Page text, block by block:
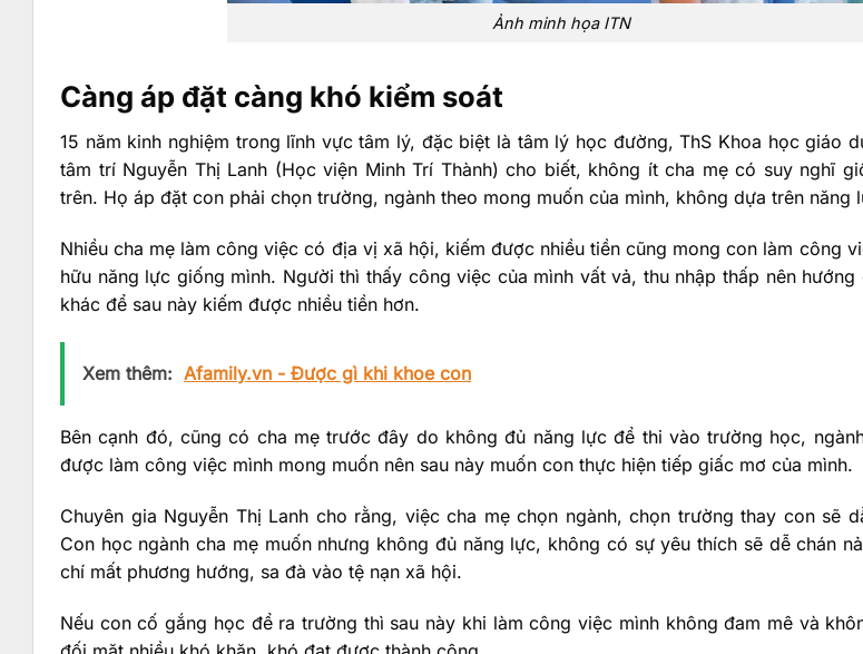
Ảnh minh họa ITN
Càng áp đặt càng khó kiểm soát
15 năm kinh nghiệm trong lĩnh vực tâm lý, đặc biệt là tâm lý học đường, ThS Khoa học giáo
tâm trí Nguyễn Thị Lanh (Học viện Minh Trí Thành) cho biết, không ít cha mẹ có suy nghĩ
trên. Họ áp đặt con phải chọn trường, ngành theo mong muốn của mình, không dựa trên năng
Nhiều cha mẹ làm công việc có địa vị xã hội, kiếm được nhiều tiền cũng mong con làm công
hữu năng lực giống mình. Người thì thấy công việc của mình vất vả, thu nhập thấp nên
khác để sau này kiếm được nhiều tiền hơn.
Xem thêm: Afamily.vn - Được gì khi khoe con
Bên cạnh đó, cũng có cha mẹ trước đây do không đủ năng lực để thi vào trường học,
được làm công việc mình mong muốn nên sau này muốn con thực hiện tiếp giấc mơ của mình.
Chuyên gia Nguyễn Thị Lanh cho rằng, việc cha mẹ chọn ngành, chọn trường thay con sẽ
Con học ngành cha mẹ muốn nhưng không đủ năng lực, không có sự yêu thích sẽ dễ chán
chí mất phương hướng, sa đà vào tệ nạn xã hội.
Nếu con cố gắng học để ra trường thì sau này khi làm công việc mình không đam mê và